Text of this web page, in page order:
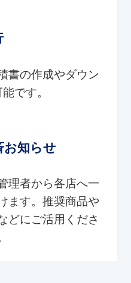
書の作成やダウン
です。
お知らせ
理者から各店へ一
ます。推奨商品や
どにご活用くださ